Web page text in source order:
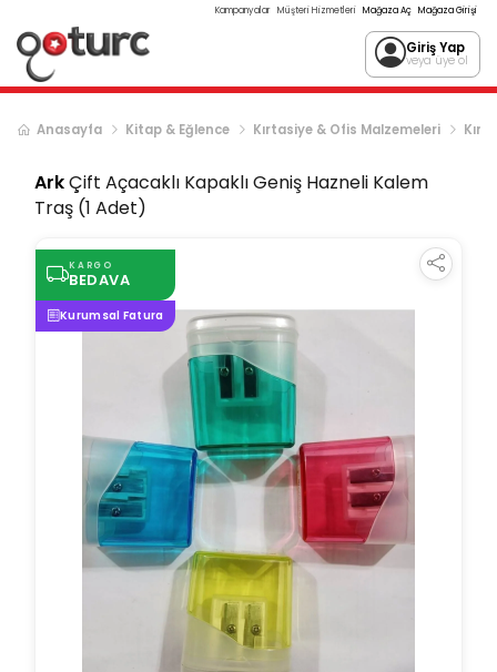
Kampanyalar Müşteri Hizmetleri Mağaza Aç Mağaza Girişi
Giriş Yap
veya üye ol
Anasayfa Kitap & Eğlence Kırtasiye & Ofis Malzemeleri
ArkÇift Açacaklı Kapaklı Geniş Hazneli Kalem
Traş (1 Adet)
KARGO
BEDAVA
Kurumsal Fatura